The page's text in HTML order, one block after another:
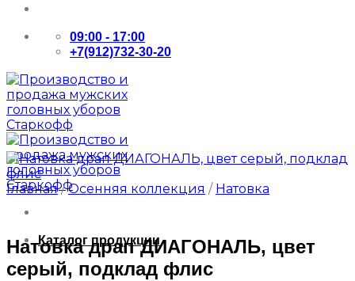
09:00 - 17:00
+7(912)732-30-20
Каталог продукции
Главная / Осенняя коллекция / Натовка
Натовка драп ДИАГОНАЛЬ, цвет
серый, подклад флис